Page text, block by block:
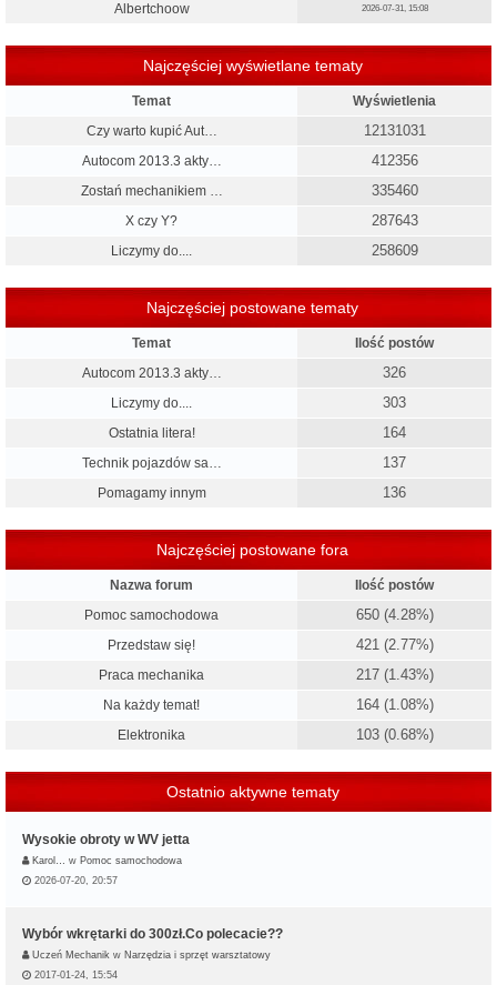
Albertchoow 2026-07-31, 15:08
Najczęściej wyświetlane tematy
Temat
Wyświetlenia
Czy warto kupić Aut…
12131031
Autocom 2013.3 akty… 412356
Zostań mechanikiem … 335460
X czy Y? 287643
Liczymy do.... 258609
Najczęściej postowane tematy
Temat
Ilość postów
Autocom 2013.3 akty…
326
Liczymy do.... 303
Ostatnia litera! 164
Technik pojazdów sa… 137
Pomagamy innym 136
Najczęściej postowane fora
Nazwa forum
Ilość postów
Pomoc samochodowa
650 (4.28%)
Przedstaw się! 421 (2.77%)
Praca mechanika 217 (1.43%)
Na każdy temat! 164 (1.08%)
Elektronika 103 (0.68%)
Ostatnio aktywne tematy
Wysokie obroty w WV jetta
Karol… w Pomoc samochodowa
2026-07-20, 20:57
Wybór wkrętarki do 300zł.Co polecacie??
Uczeń Mechanik w Narzędzia i sprzęt warsztatowy
2017-01-24, 15:54